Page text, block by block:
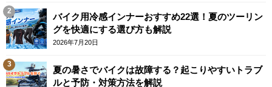
バイク用冷感インナーおすすめ22選！夏のツーリン
グを快適にする選び方も解説
2026年7月20日
夏の暑さでバイクは故障する？起こりやすいトラブ
ルと予防・対策方法を解説